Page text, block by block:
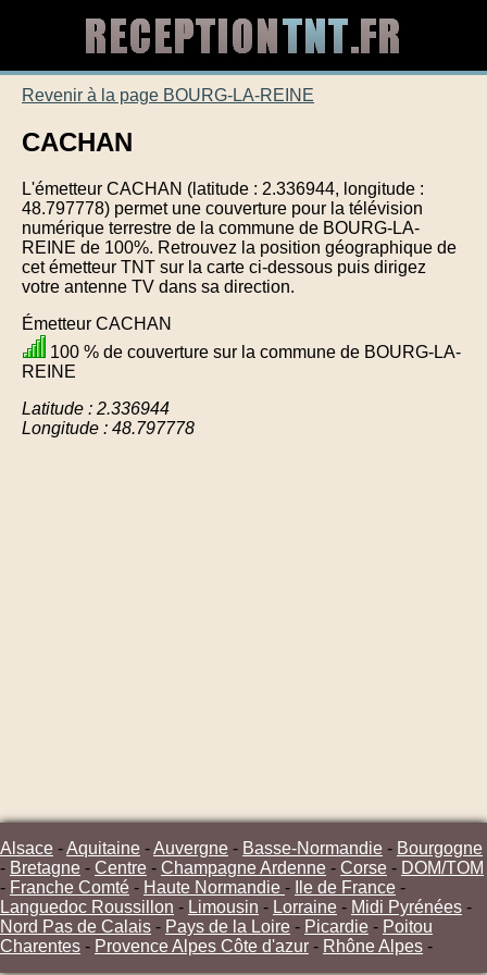
Revenir à la page BOURG-LA-REINE
CACHAN
L'émetteur CACHAN (latitude : 2.336944, longitude :
48.797778) permet une couverture pour la télévision
numérique terrestre de la commune de BOURG-LA-
REINE de 100%. Retrouvez la position géographique de
cet émetteur TNT sur la carte ci-dessous puis dirigez
votre antenne TV dans sa direction.
Émetteur CACHAN
100 % de couverture sur la commune de BOURG-LA-
REINE
Latitude : 2.336944
Longitude : 48.797778
Alsace -Aquitaine -Auvergne - Basse-Normandie - Bourgogne
- Bretagne - Centre - Champagne Ardenne - Corse - DOM/TOM
- Franche Comté - Haute Normandie - Ile de France -
Languedoc Roussillon - Limousin - Lorraine - Midi Pyrénées -
Nord Pas de Calais - Pays de la Loire - Picardie - Poitou
Charentes - Provence Alpes Côte d'azur - Rhône Alpes -